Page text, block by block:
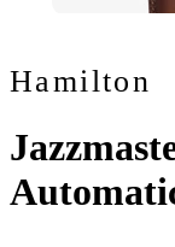
Hamilton